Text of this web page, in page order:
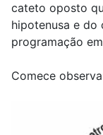
cateto oposto
hipotenusa e do
programação
Comece